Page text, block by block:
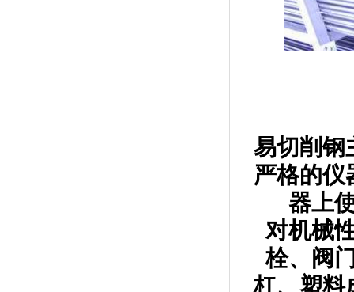
易切削钢
严格的仪
器上
对机械
栓、阀
杠、塑料